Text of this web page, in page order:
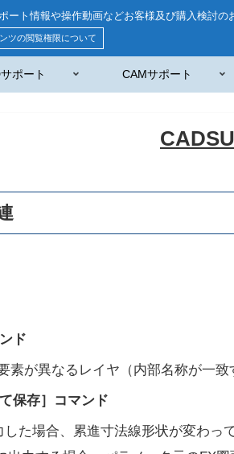
ート情報や操作動画などお客様及び購入検討の
ツの閲覧権限について
ポート CAMサポート
ド
素が異なるレイヤ（内部名称が一
保存］コマンド
た場合、累進寸法線形状が変わっ